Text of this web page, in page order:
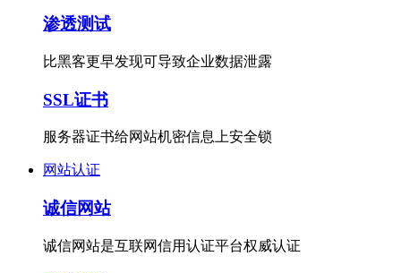
渗透测试
比黑客更早发现可导致企业数据泄露
SSL证书
服务器证书给网站机密信息上安全锁
网站认证
诚信网站
诚信网站是互联网信用认证平台权威认证